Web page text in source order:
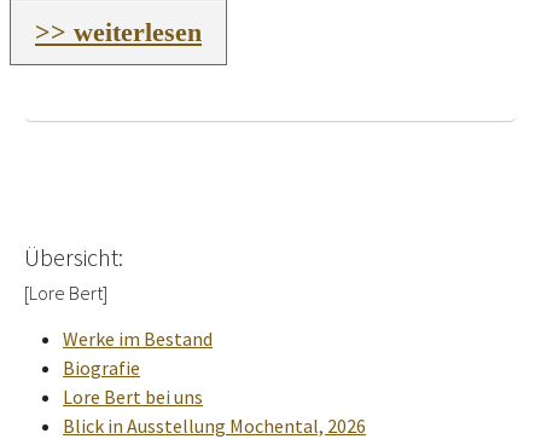
>> weiterlesen
Übersicht:
[Lore Bert]
Werke im Bestand
Biografie
Lore Bert bei uns
Blick in Ausstellung Mochental, 2026